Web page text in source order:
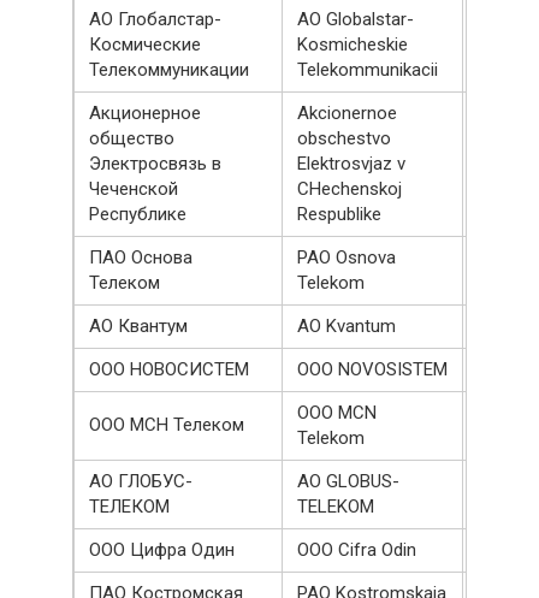
АО Глобалстар-
Космические
Телекоммуникации
AO Globalstar-
Kosmicheskie
Telekommunikacii
Акционерное
общество
Электросвязь в
Чеченской
Республике
Akcionernoe
obschestvo
Elektrosvjaz v
CHechenskoj
Respublike
ПАО Основа
Телеком
PAO Osnova
Telekom
АО Квантум AO Kvantum
ООО НОВОСИСТЕМ
OOO NOVOSISTEM
ООО МСН Телеком
OOO MCN
Telekom
АО ГЛОБУС-
ТЕЛЕКОМ
AO GLOBUS-
TELEKOM
ООО Цифра Один OOO Cifra Odin
ПАО Костромская
PAO Kostromskaja